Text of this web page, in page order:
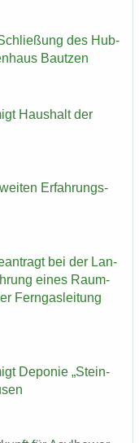
des Hub­
Baut­zen
Haus­halt der
Er­fah­rungs­
bei der Lan­
eines Raum­
Fern­gas­lei­tung
De­po­nie „Stein­